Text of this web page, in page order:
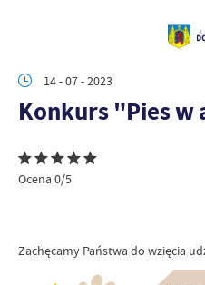
14 - 07 - 2023
Konkurs "Pies w
Ocena 0/5
Zachęcamy Państwa do wzięcia